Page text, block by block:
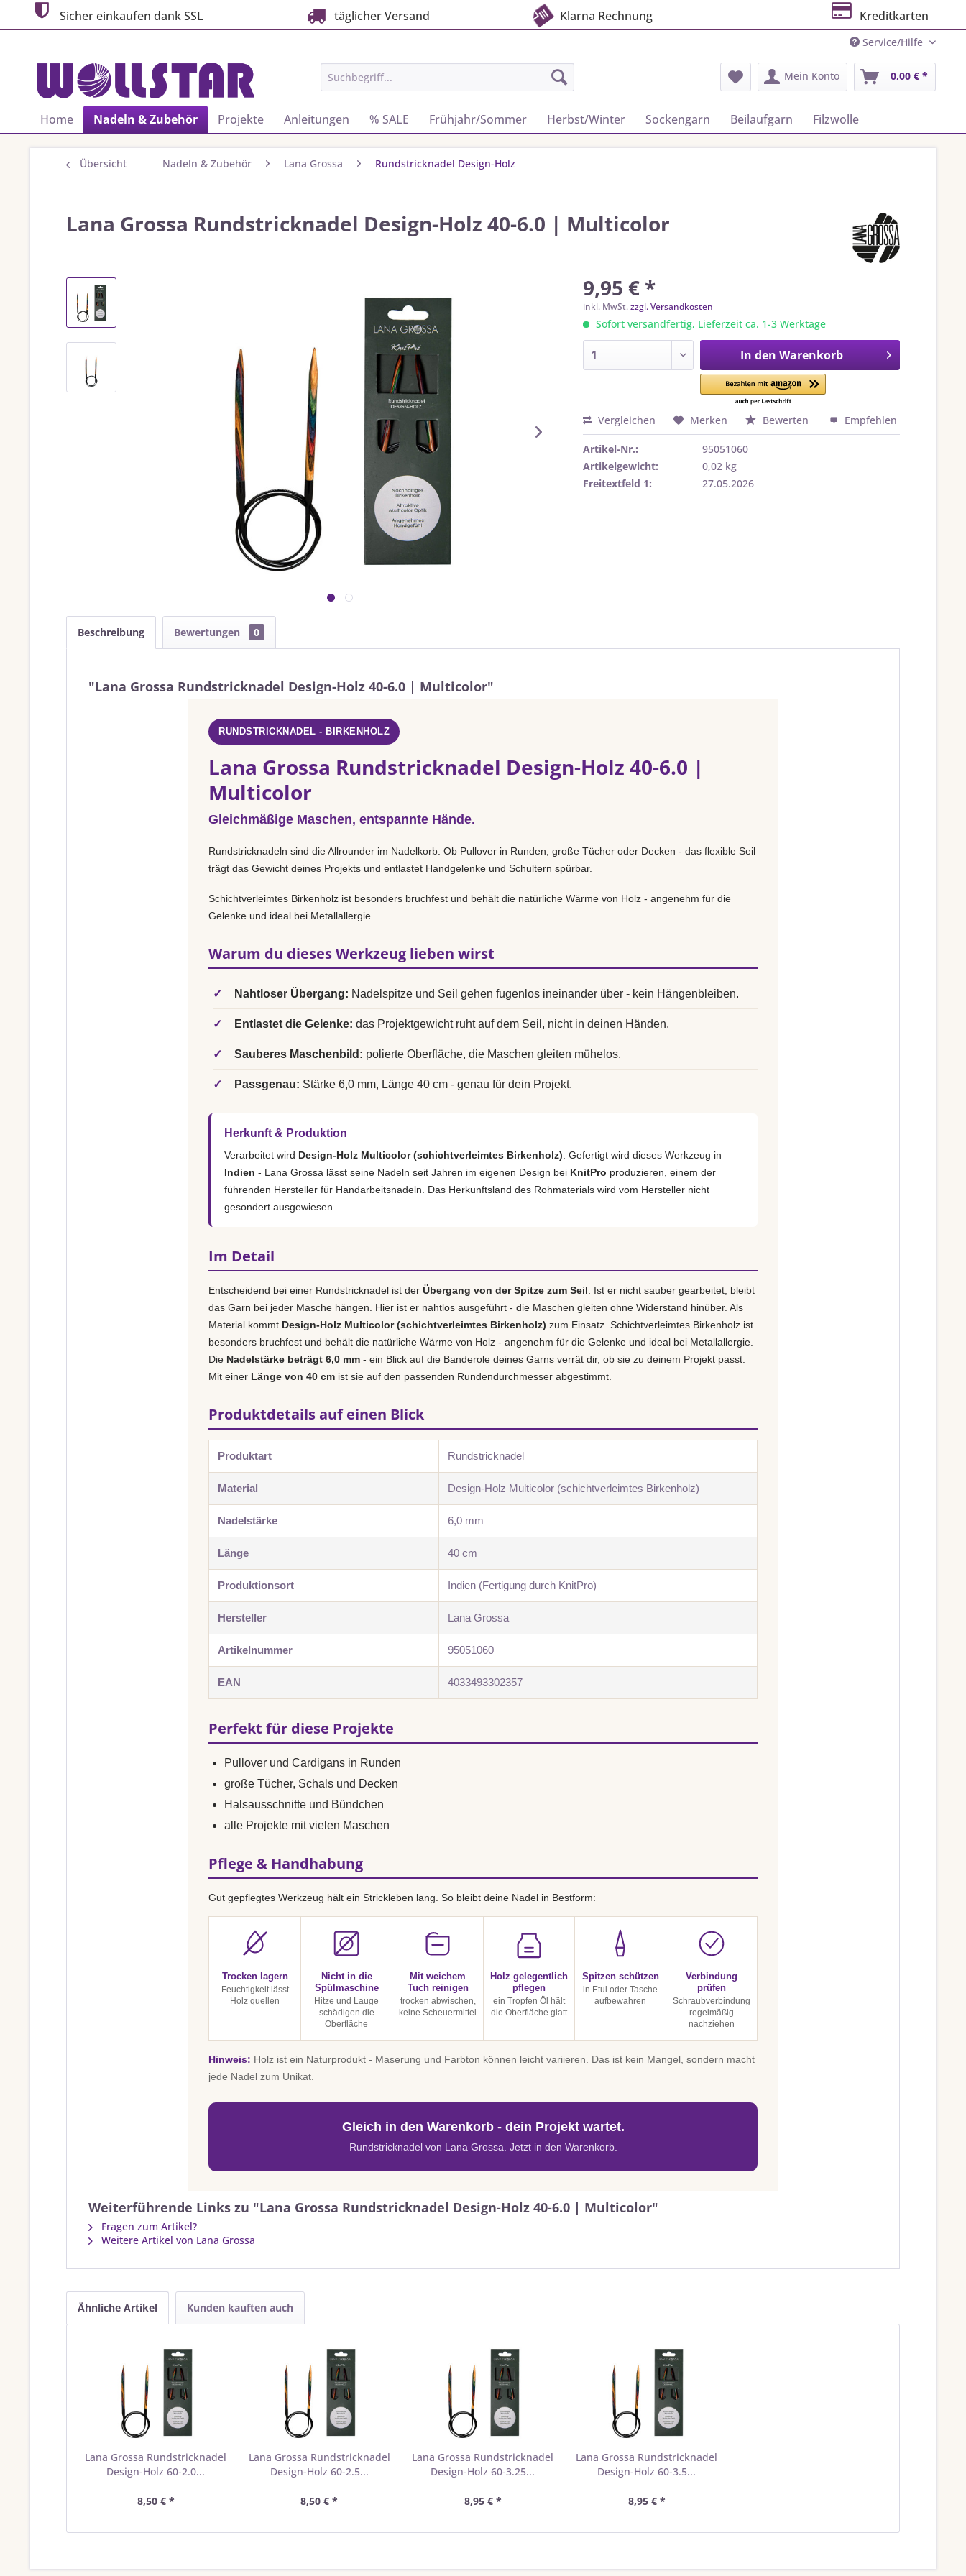
Sicher einkaufen dank SSL täglicher Versand Klarna Rechnung Kreditkarten
Service/Hilfe
Mein Konto 0,00 € *
Home Nadeln & Zubehör Projekte Anleitungen % SALE Frühjahr/Sommer Herbst/Winter Sockengarn Beilaufgarn Filzwolle
Übersicht Nadeln & Zubehör Lana Grossa Rundstricknadel Design-Holz
Lana Grossa Rundstricknadel Design-Holz 40-6.0 | Multicolor
9,95 € *
inkl. MwSt.zzgl. Versandkosten
Sofort versandfertig, Lieferzeit ca. 1-3 Werktage
In den Warenkorb
Vergleichen Merken Bewerten Empfehlen
Artikel-Nr.:
95051060
Artikelgewicht:
0,02 kg
Freitextfeld 1:
27.05.2026
Beschreibung Bewertungen 0
"Lana Grossa Rundstricknadel Design-Holz 40-6.0 | Multicolor"
RUNDSTRICKNADEL - BIRKENHOLZ
Lana Grossa Rundstricknadel Design-Holz 40-6.0 |
Multicolor
Gleichmäßige Maschen, entspannte Hände.
Rundstricknadeln sind die Allrounder im Nadelkorb: Ob Pullover in Runden, große Tücher oder Decken - das flexible Seil
trägt das Gewicht deines Projekts und entlastet Handgelenke und Schultern spürbar.
Schichtverleimtes Birkenholz ist besonders bruchfest und behält die natürliche Wärme von Holz - angenehm für die
Gelenke und ideal bei Metallallergie.
Warum du dieses Werkzeug lieben wirst
✓ Nahtloser Übergang: Nadelspitze und Seil gehen fugenlos ineinander über - kein Hängenbleiben.
✓ Entlastet die Gelenke: das Projektgewicht ruht auf dem Seil, nicht in deinen Händen.
✓ Sauberes Maschenbild: polierte Oberfläche, die Maschen gleiten mühelos.
✓ Passgenau: Stärke 6,0 mm, Länge 40 cm - genau für dein Projekt.
Herkunft & Produktion
Verarbeitet wird Design-Holz Multicolor (schichtverleimtes Birkenholz) . Gefertigt wird dieses Werkzeug in
Indien - Lana Grossa lässt seine Nadeln seit Jahren im eigenen Design bei KnitPro produzieren, einem der
führenden Hersteller für Handarbeitsnadeln. Das Herkunftsland des Rohmaterials wird vom Hersteller nicht
gesondert ausgewiesen.
Im Detail
Entscheidend bei einer Rundstricknadel ist der Übergang von der Spitze zum Seil: Ist er nicht sauber gearbeitet, bleibt
das Garn bei jeder Masche hängen. Hier ist er nahtlos ausgeführt - die Maschen gleiten ohne Widerstand hinüber. Als
Material kommt Design-Holz Multicolor (schichtverleimtes Birkenholz) zum Einsatz. Schichtverleimtes Birkenholz ist
besonders bruchfest und behält die natürliche Wärme von Holz - angenehm für die Gelenke und ideal bei Metallallergie.
Die Nadelstärke beträgt 6,0 mm - ein Blick auf die Banderole deines Garns verrät dir, ob sie zu deinem Projekt passt.
Mit einer Länge von 40 cm ist sie auf den passenden Rundendurchmesser abgestimmt.
Produktdetails auf einen Blick
Produktart Rundstricknadel
Material Design-Holz Multicolor (schichtverleimtes Birkenholz)
Nadelstärke 6,0 mm
Länge 40 cm
Produktionsort Indien (Fertigung durch KnitPro)
Hersteller Lana Grossa
Artikelnummer 95051060
EAN 4033493302357
Perfekt für diese Projekte
Pullover und Cardigans in Runden
große Tücher, Schals und Decken
Halsausschnitte und Bündchen
alle Projekte mit vielen Maschen
Pflege & Handhabung
Gut gepflegtes Werkzeug hält ein Strickleben lang. So bleibt deine Nadel in Bestform:
Trocken lagern
Feuchtigkeit lässt
Holz quellen
Nicht in die
Spülmaschine
Hitze und Lauge
schädigen die
Oberfläche
Mit weichem
Tuch reinigen
trocken abwischen,
keine Scheuermittel
Holz gelegentlich
pflegen
ein Tropfen Öl hält
die Oberfläche glatt
Spitzen schützen
in Etui oder Tasche
aufbewahren
Verbindung
prüfen
Schraubverbindung
regelmäßig
nachziehen
Hinweis: Holz ist ein Naturprodukt - Maserung und Farbton können leicht variieren. Das ist kein Mangel, sondern macht
jede Nadel zum Unikat.
Gleich in den Warenkorb - dein Projekt wartet.
Rundstricknadel von Lana Grossa. Jetzt in den Warenkorb.
Weiterführende Links zu "Lana Grossa Rundstricknadel Design-Holz 40-6.0 | Multicolor"
Fragen zum Artikel?
Weitere Artikel von Lana Grossa
Ähnliche Artikel Kunden kauften auch
Lana Grossa Rundstricknadel
Design-Holz 60-2.0...
8,50 € *
Lana Grossa Rundstricknadel
Design-Holz 60-2.5...
8,50 € *
Lana Grossa Rundstricknadel
Design-Holz 60-3.25...
8,95 € *
Lana Grossa Rundstricknadel
Design-Holz 60-3.5...
8,95 € *